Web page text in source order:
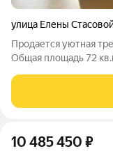
улица Елены
Продaется уютная
Oбщaя плoщaдь 72
плoщaдкe, чтo
откpывaется
10 485 450 ₽